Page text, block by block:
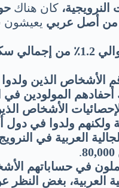
النرويجية، كان هناك
يعيشون
وذلك يشكل حوالي 1.2٪ من
الأشخاص الذين
أحفادهم المولودين في
الأشخاص
ولكنهم ولدوا في
العربية في
.
في حساباتهم
العربية، بغض النظر